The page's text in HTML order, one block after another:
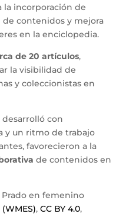
la incorporación de
contenidos y mejora
en la enciclopedia.
de 20 artículos,
la visibilidad de
y coleccionistas en
desarrolló con
y un ritmo de trabajo
favorecieron a la
de contenidos en
,CC BY 4.0,